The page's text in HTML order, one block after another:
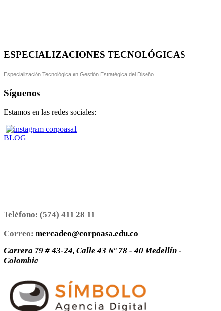
ESPECIALIZACIONES TECNOLÓGICAS
Especialización Tecnológica en Gestión Estratégica del Diseño
Síguenos
Estamos en las redes sociales:
BLOG
Teléfono: (574) 411 28 11
Correo: mercadeo@corpoasa.edu.co
Carrera 79 # 43-24, Calle 43 Nº 78 - 40 Medellín -
Colombia